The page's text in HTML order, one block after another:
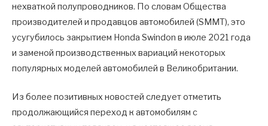
нехваткой полупроводников. По словам Общества
производителей и продавцов автомобилей (SMMT), это
усугубилось закрытием Honda Swindon в июле 2021 года
и заменой производственных вариаций некоторых
популярных моделей автомобилей в Великобритании.
Из более позитивных новостей следует отметить
продолжающийся переход к автомобилям с